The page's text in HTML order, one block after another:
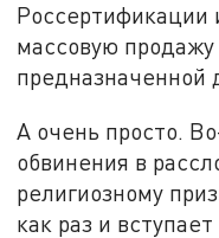
Россертификации
массовую
предназначенной
А очень просто.
обвинения в
религиозному
как раз и